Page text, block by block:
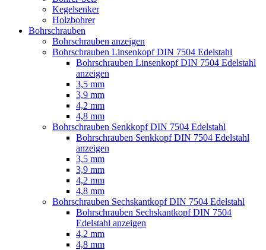
Kegelsenker
Holzbohrer
Bohrschrauben
Bohrschrauben anzeigen
Bohrschrauben Linsenkopf DIN 7504 Edelstahl
Bohrschrauben Linsenkopf DIN 7504 Edelstahl
anzeigen
3,5 mm
3,9 mm
4,2 mm
4,8 mm
Bohrschrauben Senkkopf DIN 7504 Edelstahl
Bohrschrauben Senkkopf DIN 7504 Edelstahl
anzeigen
3,5 mm
3,9 mm
4,2 mm
4,8 mm
Bohrschrauben Sechskantkopf DIN 7504 Edelstahl
Bohrschrauben Sechskantkopf DIN 7504
Edelstahl anzeigen
4,2 mm
4,8 mm